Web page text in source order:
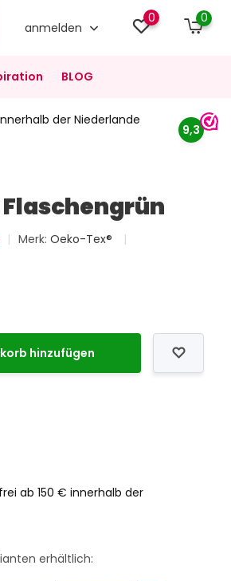
anmelden
0 0
BLOG
der Niederlande
9,3
Merk:Oeko-Tex®
hinzufügen
ab 150 € innerhalb der
erhältlich: